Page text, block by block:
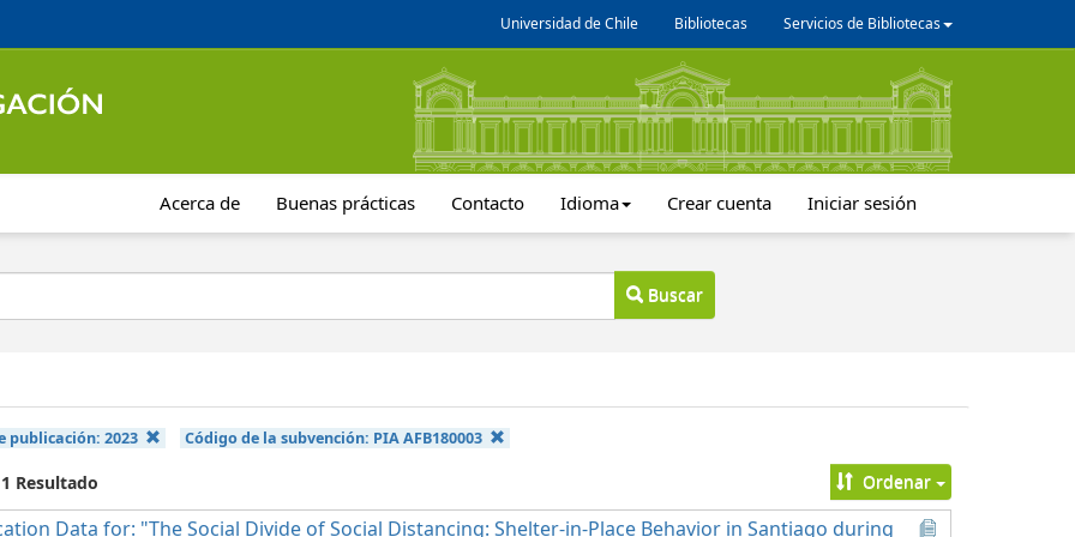
Universidad de Chile Bibliotecas Servicios de Bibliotecas
Acerca de Buenas prácticas Contacto Idioma Crear cuenta Iniciar sesión
Buscar
publicación: 2023 Código de la subvención: PIA AFB180003
Resultado Ordenar
Data for: "The Social Divide of Social Distancing: Shelter-in-Place Behavior in Santiago during